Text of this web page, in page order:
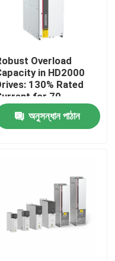
Overload
in HD2000
130% Rated
for 70
অনুসন্ধান পাঠান